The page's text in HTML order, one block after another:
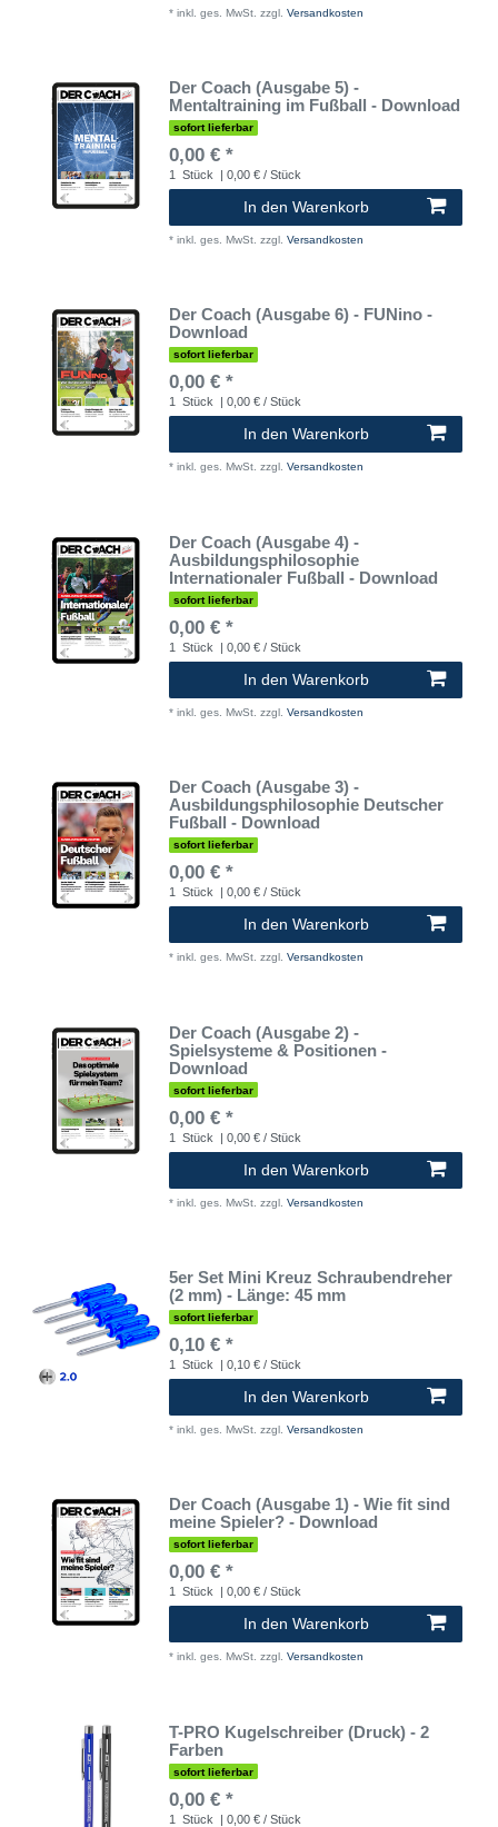
* inkl. ges. MwSt. zzgl. Versandkosten
Der Coach (Ausgabe 5) -
Mentaltraining im Fußball - Download
sofort lieferbar
0,00 € *
1 Stück | 0,00 € / Stück
In den Warenkorb
* inkl. ges. MwSt. zzgl. Versandkosten
Der Coach (Ausgabe 6) - FUNino -
Download
sofort lieferbar
0,00 € *
1 Stück | 0,00 € / Stück
In den Warenkorb
* inkl. ges. MwSt. zzgl. Versandkosten
Der Coach (Ausgabe 4) -
Ausbildungsphilosophie
Internationaler Fußball - Download
sofort lieferbar
0,00 € *
1 Stück | 0,00 € / Stück
In den Warenkorb
* inkl. ges. MwSt. zzgl. Versandkosten
Der Coach (Ausgabe 3) -
Ausbildungsphilosophie Deutscher
Fußball - Download
sofort lieferbar
0,00 € *
1 Stück | 0,00 € / Stück
In den Warenkorb
* inkl. ges. MwSt. zzgl. Versandkosten
Der Coach (Ausgabe 2) -
Spielsysteme & Positionen -
Download
sofort lieferbar
0,00 € *
1 Stück | 0,00 € / Stück
In den Warenkorb
* inkl. ges. MwSt. zzgl. Versandkosten
5er Set Mini Kreuz Schraubendreher
(2 mm) - Länge: 45 mm
sofort lieferbar
0,10 € *
1 Stück | 0,10 € / Stück
In den Warenkorb
* inkl. ges. MwSt. zzgl. Versandkosten
Der Coach (Ausgabe 1) - Wie fit sind
meine Spieler? - Download
sofort lieferbar
0,00 € *
1 Stück | 0,00 € / Stück
In den Warenkorb
* inkl. ges. MwSt. zzgl. Versandkosten
T-PRO Kugelschreiber (Druck) - 2
Farben
sofort lieferbar
0,00 € *
1 Stück | 0,00 € / Stück